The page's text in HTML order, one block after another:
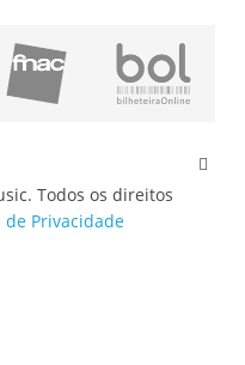
Todos os direitos
de Privacidade